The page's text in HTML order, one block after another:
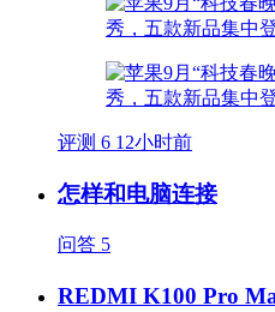
评测 6 12小时前
怎样和电脑连接
问答 5
REDMI K100 Pro